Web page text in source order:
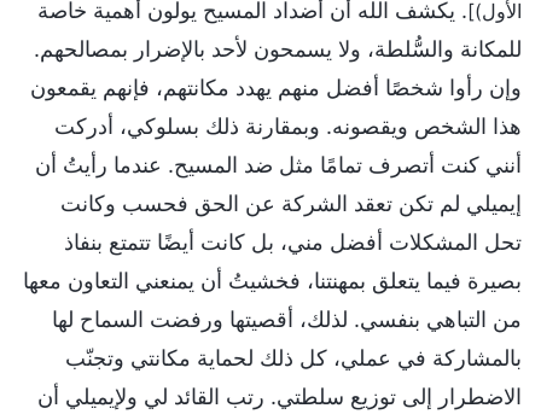
الأول)]. يكشف الله أن أضداد المسيح يولون أهمية خاصة
للمكانة والسُّلطة، ولا يسمحون لأحد بالإضرار بمصالحهم.
وإن رأوا شخصًا أفضل منهم يهدد مكانتهم، فإنهم يقمعون
هذا الشخص ويقصونه. وبمقارنة ذلك بسلوكي، أدركت
أنني كنت أتصرف تمامًا مثل ضد المسيح. عندما رأيتُ أن
إيميلي لم تكن تعقد الشركة عن الحق فحسب وكانت
تحل المشكلات أفضل مني، بل كانت أيضًا تتمتع بنفاذ
بصيرة فيما يتعلق بمهنتنا، فخشيتُ أن يمنعني التعاون معها
من التباهي بنفسي. لذلك، أقصيتها ورفضت السماح لها
بالمشاركة في عملي، كل ذلك لحماية مكانتي وتجنّب
الاضطرار إلى توزيع سلطتي. رتب القائد لي ولإيميلي أن